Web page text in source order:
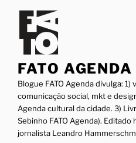
conteúdo
FATO AGENDA
Blogue FATO Agenda divulga:
comunicação social, mkt e
Agenda cultural da cidade. 3)
Sebinho FATO Agenda).
jornalista Leandro